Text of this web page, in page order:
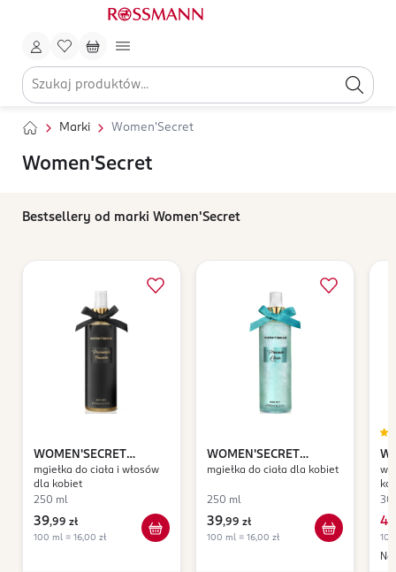
Marki Women'Secret
Women'Secret
Bestsellery od marki Women'Secret
WOMEN'SECRET
Passionate Treasure
mgiełka do ciała i włosów
dla kobiet
250 ml
39,99 zł
100 ml = 16,00 zł
WOMEN'SECRET
Precious Elixir
mgiełka do ciała dla kobiet
250 ml
39,99 zł
100 ml = 16,00 zł
30
49